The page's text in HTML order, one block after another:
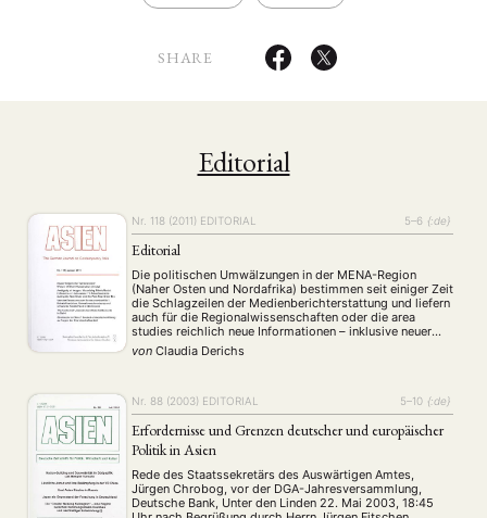
SHARE
Editorial
Nr. 118 (2011) EDITORIAL 5–6 {:de}
Editorial
Die politischen Umwälzungen in der MENA-Region
(Naher Osten und Nordafrika) bestimmen seit einiger Zeit
die Schlagzeilen der Medienberichterstattung und liefern
auch für die Regionalwissenschaften oder die area
studies reichlich neue Informationen – inklusive neuer
Fragen. Niemand hatte die Wucht der in Tunesien
ausgelösten Welle vorhergesagt, niemand hat vermutet,
von Claudia Derichs
Nr. 88 (2003) EDITORIAL 5–10 {:de}
Erfordernisse und Grenzen deutscher und europäischer
Politik in Asien
Rede des Staatssekretärs des Auswärtigen Amtes,
Jürgen Chrobog, vor der DGA-Jahresversammlung,
Deutsche Bank, Unter den Linden 22. Mai 2003, 18:45